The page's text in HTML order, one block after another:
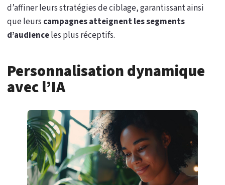
d’affiner leurs stratégies de ciblage, garantissant ainsi
que leurs campagnes atteignent les segments
d’audienceles plus réceptifs.
Personnalisation dynamique
avec l’IA